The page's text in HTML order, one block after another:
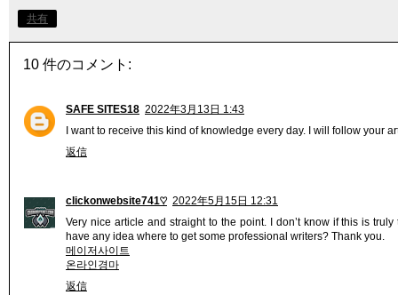
共有
10 件のコメント:
SAFE SITES18 2022年3月13日 1:43
I want to receive this kind of knowledge every day. I will follow your
返信
clickonwebsite741♡ 2022年5月15日 12:31
Very nice article and straight to the point. I don’t know if this is
have any idea where to get some professional writers? Thank you.
메이저사이트
온라인경마
返信